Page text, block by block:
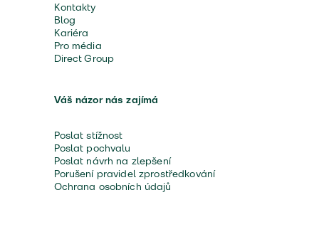
Kontakty
Blog
Kariéra
Pro média
Direct Group
Váš názor nás zajímá
Poslat stížnost
Poslat pochvalu
Poslat návrh na zlepšení
Porušení pravidel zprostředkování
Ochrana osobních údajů